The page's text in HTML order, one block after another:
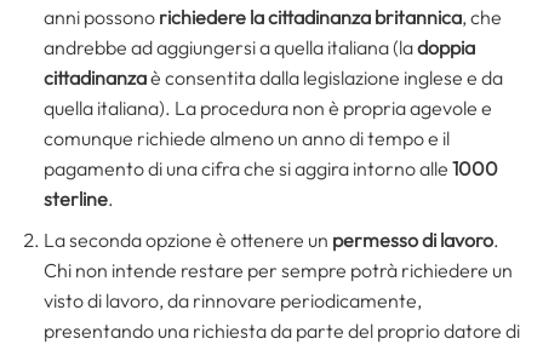
anni possono richiedere la cittadinanza britannica, che
andrebbe ad aggiungersi a quella italiana (ladoppia
cittadinanzaè consentita dalla legislazione inglese e da
quella italiana). La procedura non è propria agevole e
comunque richiede almeno un anno di tempo e il
pagamento di una cifra che si aggira intorno alle 1000
sterline.
La seconda opzione è ottenere un permesso di lavoro.
Chi non intende restare per sempre potrà richiedere un
visto di lavoro, da rinnovare periodicamente,
presentando una richiesta da parte del proprio datore di